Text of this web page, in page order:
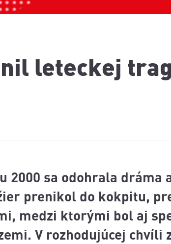
leteckej
2000 sa odohrala dráma
prenikol do kokpitu,
medzi ktorými bol aj
V rozhodujúcej chvíli